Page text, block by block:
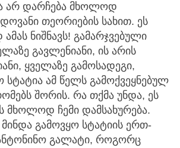
არ დარჩება მხოლოდ
თეორიების სახით. ეს
ნიშნავს! გამარჯვებული
გავლენიანი, ის არის
ყველაზე გამოსადეგი,
სტატია ამ წელს გამოქვეყნებულ
შორის. რა თქმა უნდა, ეს
მხოლოდ ჩემი დამსახურება.
გამოვყო სტატიის ერთ-
გალატი, როგორც